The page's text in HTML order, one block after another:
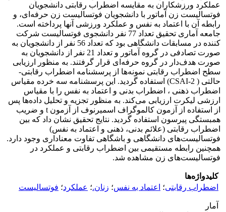
عملکرد ورزشکاران به مقایسه اضطراب رقابتی دانشجویان
فوتسالیست زن آماتور با دانشجویان فوتسالیست زن حرفه‌ای، و
رابطه آن با اعتماد به نفس و عملکرد ورزشی آنها پرداخته است.
جامعه آماری تحقیق تعداد 77 نفر دانشجوی فوتسالیست شرکت
کننده در مسابقات دانشگاهی بود که تعداد 56 نفر از دانشجویان به
صورت تصادفی در گروه آماتور و تعداد 21 نفر از دانشجویان به
صورت هدف‌دار در گروه حرفه‌ای قرار گرفتند. به منظور ارزیابی
سطح اضطراب رقابتی نمونه‌ها از پرسشنامه اضطراب رقابتی-
حالتی ( CSAI-2) استفاده گردید. این پرسشنامه سه خرده مقیاس‌
اضطراب ذهنی ، اضطراب بدنی و اعتماد به نفس را با مقیاس
ارزشی لیکرت ارزیابی می‌کند. به منظور تجزیه و تحلیل داده‌ها پس
از استفاده از آزمون کالموگراف اسمیرنوف از آزمون t و ضریب
همبستگی پیرسون استفاده گردید. نتایج تحقیق نشان داد که بین
اضطراب رقابتی (علائم بدنی، ذهنی و اعتماد به نفس)
فوتسالیست‌های دانشگاهی و باشگاهی تفاوت ‌معناداری وجود دارد.
همچنین رابطه مستقیمی بین اضطراب رقابتی و عملکرد در
فوتسالیست‌های زن مشاهده شد.
کلیدواژه‌ها
اضطراب رقابتی؛ اعتماد به نفس؛ زنان.؛ عملکرد؛ فوتسالیست
آمار